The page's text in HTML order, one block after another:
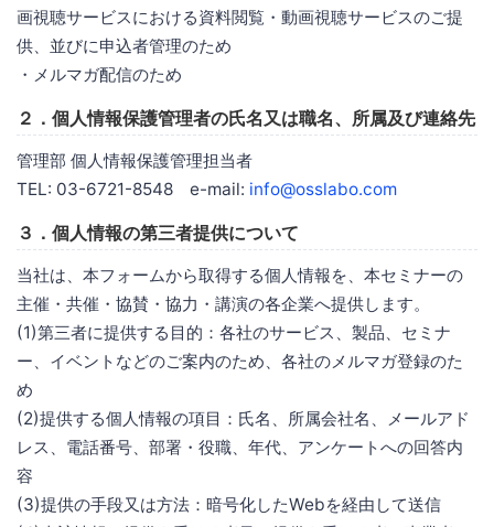
画視聴サービスにおける資料閲覧・動画視聴サービスのご提
供、並びに申込者管理のため
・メルマガ配信のため
２．個人情報保護管理者の氏名又は職名、所属及び連絡先
管理部 個人情報保護管理担当者
TEL: 03-6721-8548 e-mail: info@osslabo.com
３．個人情報の第三者提供について
当社は、本フォームから取得する個人情報を、本セミナーの
主催・共催・協賛・協力・講演の各企業へ提供します。
(1)第三者に提供する目的：各社のサービス、製品、セミナ
ー、イベントなどのご案内のため、各社のメルマガ登録のた
め
(2)提供する個人情報の項目：氏名、所属会社名、メールアド
レス、電話番号、部署・役職、年代、アンケートへの回答内
容
(3)提供の手段又は方法：暗号化したWebを経由して送信